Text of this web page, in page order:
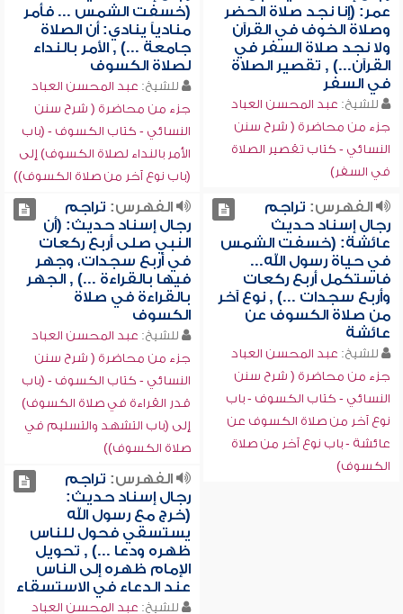
عمر: (إنا نجد صلاة الحضر
وصلاة الخوف في القرآن
ولا نجد صلاة السفر في
القرآن...) , تقصير الصلاة
في السفر
للشيخ: عبد المحسن العباد
جزء من محاضرة ( شرح سنن
النسائي - كتاب تقصير الصلاة
في السفر)
(خسفت الشمس ... فأمر
منادياً ينادي: أن الصلاة
جامعة ...) , الأمر بالنداء
لصلاة الكسوف
للشيخ: عبد المحسن العباد
جزء من محاضرة ( شرح سنن
النسائي - كتاب الكسوف - (باب
الأمر بالنداء لصلاة الكسوف) إلى
(باب نوع آخر من صلاة الكسوف))
الفهرس: تراجم
رجال إسناد حديث
عائشة: (خسفت الشمس
في حياة رسول الله...
فاستكمل أربع ركعات
وأربع سجدات ...) , نوع آخر
من صلاة الكسوف عن
عائشة
للشيخ: عبد المحسن العباد
جزء من محاضرة ( شرح سنن
النسائي - كتاب الكسوف - باب
نوع آخر من صلاة الكسوف عن
عائشة - باب نوع آخر من صلاة
الكسوف)
الفهرس: تراجم
رجال إسناد حديث: (أن
النبي صلى أربع ركعات
في أربع سجدات، وجهر
فيها بالقراءة ...) , الجهر
بالقراءة في صلاة
الكسوف
للشيخ: عبد المحسن العباد
جزء من محاضرة ( شرح سنن
النسائي - كتاب الكسوف - (باب
قدر القراءة في صلاة الكسوف)
إلى (باب التشهد والتسليم في
صلاة الكسوف))
الفهرس: تراجم
رجال إسناد حديث:
(خرج مع رسول الله
يستسقي فحول للناس
ظهره ودعا ...) , تحويل
الإمام ظهره إلى الناس
عند الدعاء في الاستسقاء
للشيخ: عبد المحسن العباد